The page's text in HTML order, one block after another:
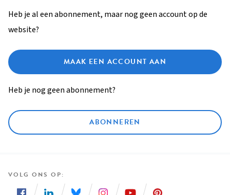
Heb je al een abonnement, maar nog geen account op de
website?
MAAK EEN ACCOUNT AAN
Heb je nog geen abonnement?
ABONNEREN
VOLG ONS OP